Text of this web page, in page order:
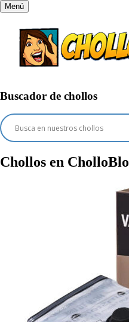
Menú
Buscador de chollos
Chollos en